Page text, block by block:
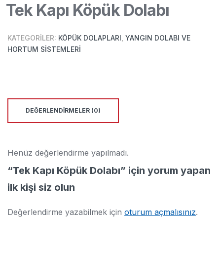
Tek Kapı Köpük Dolabı
KATEGORILER: KÖPÜK DOLAPLARI YANGIN DOLABI VE
HORTUM SISTEMLERI
DEĞERLENDIRMELER (0)
Henüz değerlendirme yapılmadı.
“Tek Kapı Köpük Dolabı” için yorum yapan
ilk kişi siz olun
Değerlendirme yazabilmek için oturum açmalısınız.